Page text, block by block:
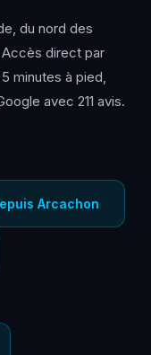
du nord des
direct par
minutes à pied,
avec 211 avis.
Arcachon